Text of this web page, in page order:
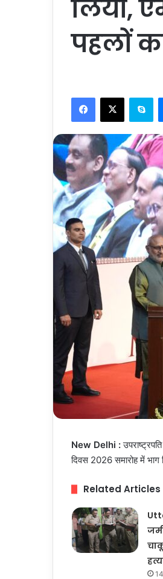
लिया,
पहलों
Facebook
X
New Delhi :
दिवस 2026 समारोह में
Related Articles